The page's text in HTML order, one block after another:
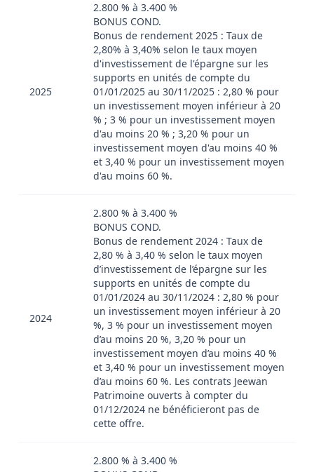
2025
2.800 % à 3.400 %
BONUS COND.
Bonus de rendement 2025 : Taux de
2,80% à 3,40% selon le taux moyen
d'investissement de l'épargne sur les
supports en unités de compte du
01/01/2025 au 30/11/2025 : 2,80 % pour
un investissement moyen inférieur à 20
% ; 3 % pour un investissement moyen
d'au moins 20 % ; 3,20 % pour un
investissement moyen d'au moins 40 %
et 3,40 % pour un investissement moyen
d'au moins 60 %.
2024
2.800 % à 3.400 %
BONUS COND.
Bonus de rendement 2024 : Taux de
2,80 % à 3,40 % selon le taux moyen
d’investissement de l’épargne sur les
supports en unités de compte du
01/01/2024 au 30/11/2024 : 2,80 % pour
un investissement moyen inférieur à 20
%, 3 % pour un investissement moyen
d’au moins 20 %, 3,20 % pour un
investissement moyen d’au moins 40 %
et 3,40 % pour un investissement moyen
d’au moins 60 %. Les contrats Jeewan
Patrimoine ouverts à compter du
01/12/2024 ne bénéficieront pas de
cette offre.
2.800 % à 3.400 %